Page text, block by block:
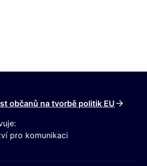
občanů na tvorbě politik EU
pro komunikaci